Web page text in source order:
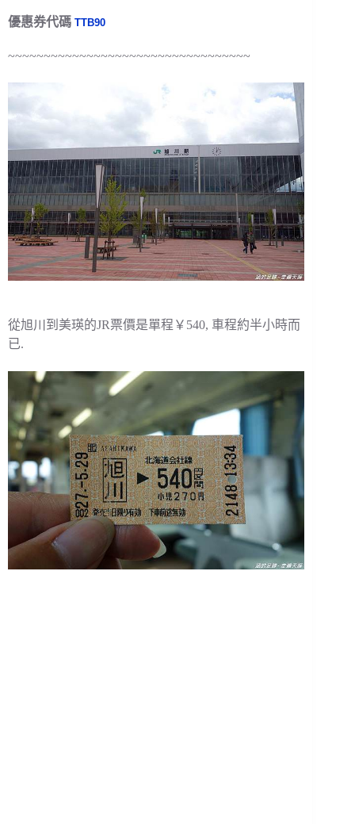
優惠券代碼 TTB90
~~~~~~~~~~~~~~~~~~~~~~~~~~~~~~~~~~
從旭川到美瑛的JR票價是單程￥540, 車程約半小時而
已.